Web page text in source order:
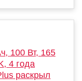
100 Вт, 165
4 года
раскрыл